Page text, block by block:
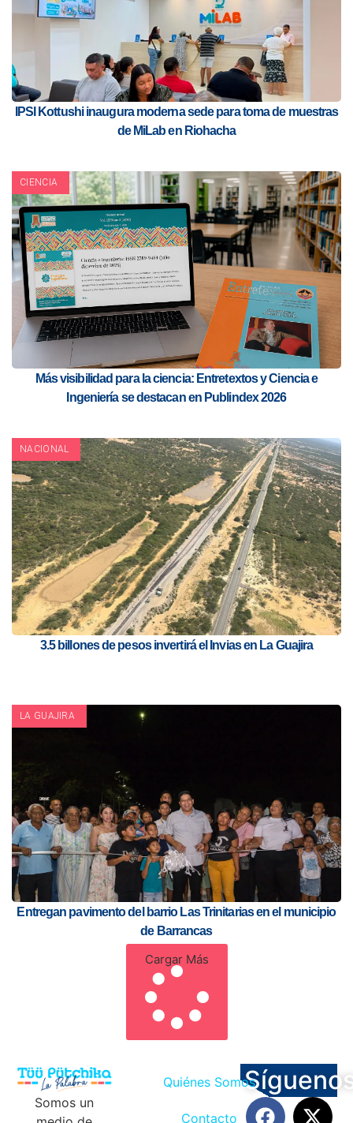
IPSI Kottushi inaugura moderna sede para toma de muestras
de MiLab en Riohacha
CIENCIA
Más visibilidad para la ciencia: Entretextos y Ciencia e
Ingeniería se destacan en Publindex 2026
NACIONAL
3.5 billones de pesos invertirá el Invias en La Guajira
LA GUAJIRA
Entregan pavimento del barrio Las Trinitarias en el municipio
de Barrancas
Cargar Más
Somos un
Quiénes Somos
Contacto